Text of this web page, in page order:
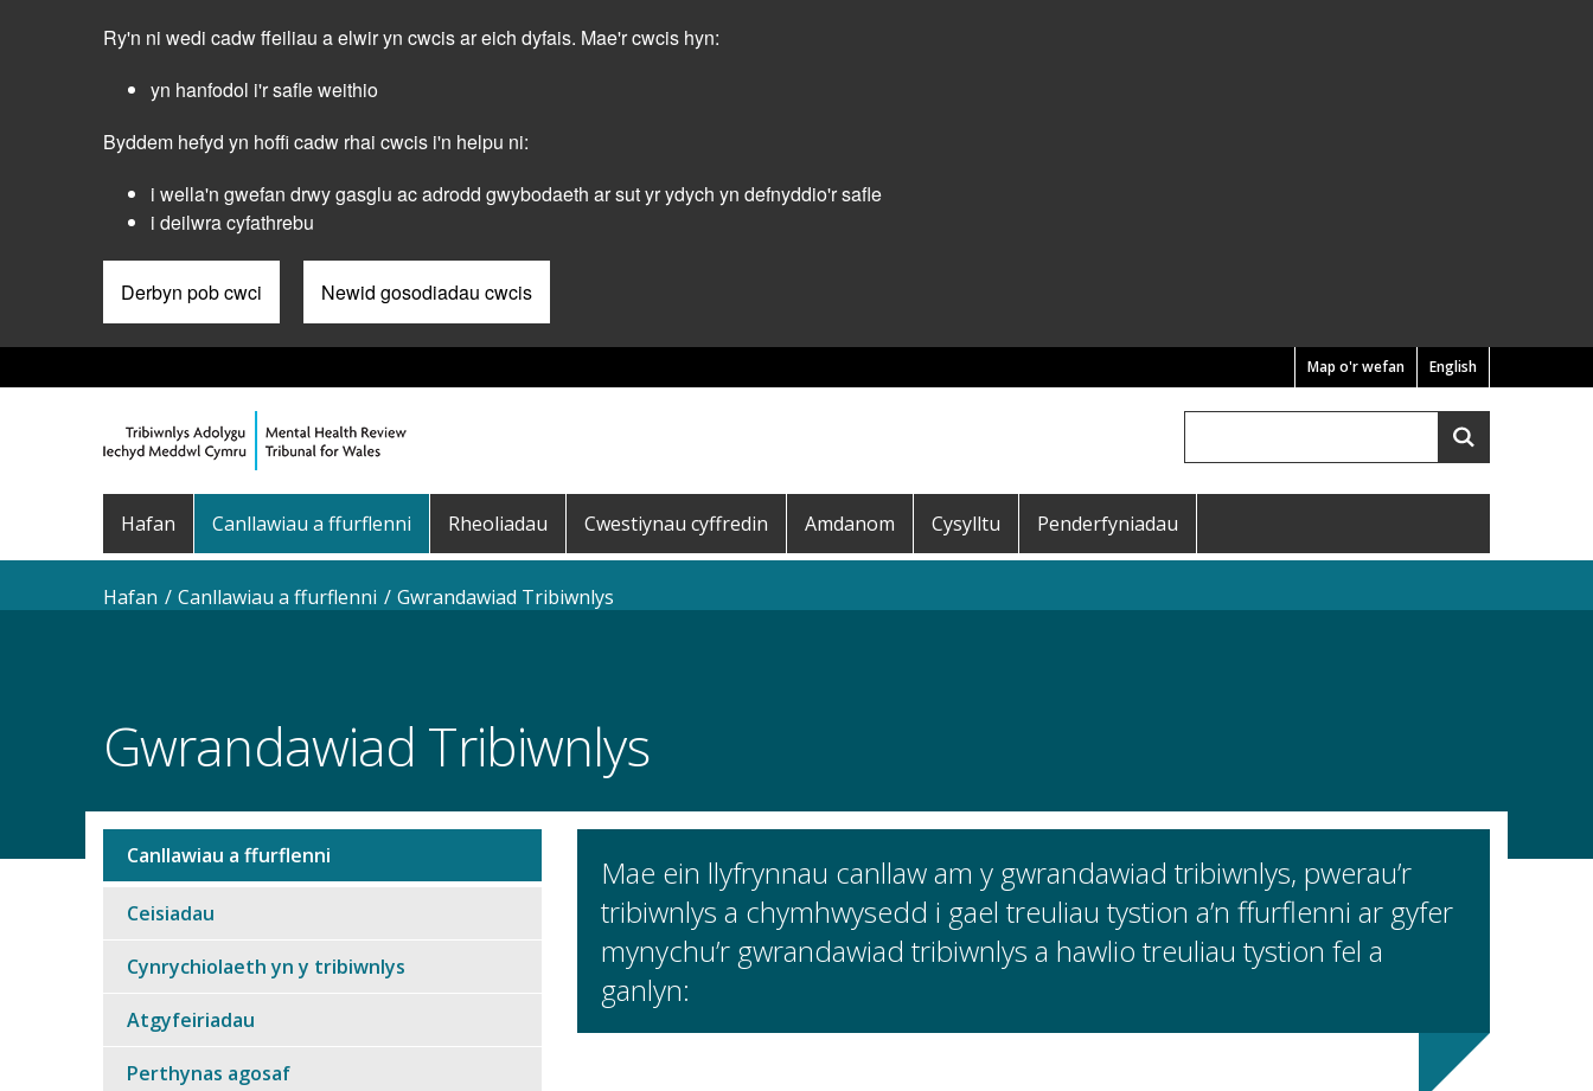
Ry'n ni wedi cadw ffeiliau a elwir yn cwcis ar eich dyfais. Mae'r cwcis hyn:
yn hanfodol i'r safle weithio
Byddem hefyd yn hoffi cadw rhai cwcis i'n helpu ni:
i wella'n gwefan drwy gasglu ac adrodd gwybodaeth ar sut yr ydych yn defnyddio'r safle
i deilwra cyfathrebu
Derbyn pob cwci Newid gosodiadau cwcis
English
Pre
Header
Menu
Map o'r wefan
Search
Main
navigation
Hafan Canllawiau a ffurflenni Rheoliadau Cwestiynau cyffredin Amdanom Cysylltu Penderfyniadau
Hafan Canllawiau a ffurflenni Gwrandawiad Tribiwnlys
Gwrandawiad Tribiwnlys
Mae ein llyfrynnau canllaw am y gwrandawiad tribiwnlys, pwerau’r
tribiwnlys a chymhwysedd i gael treuliau tystion a’n ffurflenni ar gyfer
mynychu’r gwrandawiad tribiwnlys a hawlio treuliau tystion fel a
ganlyn:
Sub
navigation
Canllawiau a ffurflenni
Ceisiadau
Cynrychiolaeth yn y tribiwnlys
Atgyfeiriadau
Perthynas agosaf